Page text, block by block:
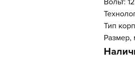
Тип
Размер,